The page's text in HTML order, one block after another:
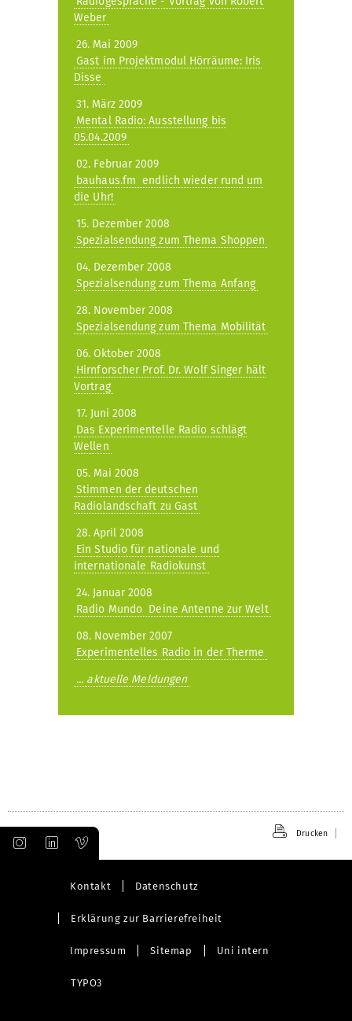
Weber
26. Mai 2009
Gast im Projektmodul Hörräume: Iris
Disse
31. März 2009
Mental Radio: Ausstellung bis
05.04.2009
02. Februar 2009
bauhaus.fm  endlich wieder rund um
die Uhr!
15. Dezember 2008
Spezialsendung zum Thema Shoppen
04. Dezember 2008
Spezialsendung zum Thema Anfang
28. November 2008
Spezialsendung zum Thema Mobilität
06. Oktober 2008
Hirnforscher Prof. Dr. Wolf Singer hält
Vortrag
17. Juni 2008
Das Experimentelle Radio schlägt
Wellen
05. Mai 2008
Stimmen der deutschen
Radiolandschaft zu Gast
28. April 2008
Ein Studio für nationale und
internationale Radiokunst
24. Januar 2008
Radio Mundo  Deine Antenne zur Welt
08. November 2007
Experimentelles Radio in der Therme
... aktuelle Meldungen
Drucken
Kontakt Datenschutz
Erklärung zur Barrierefreiheit
Impressum Sitemap Uni intern
TYPO3